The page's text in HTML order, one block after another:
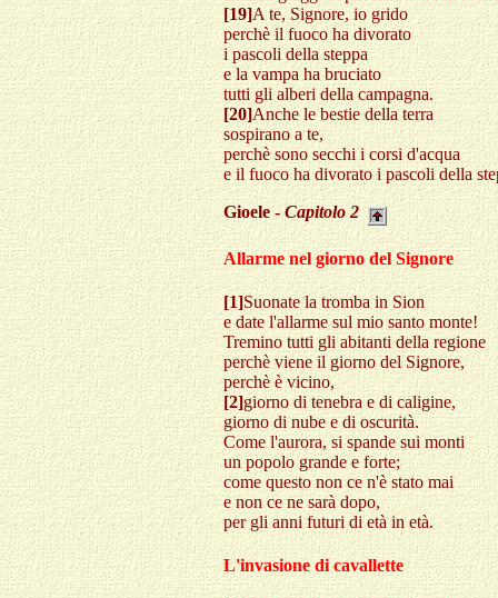
[19]A te, Signore, io grido
perchè il fuoco ha divorato
i pascoli della steppa
e la vampa ha bruciato
tutti gli alberi della campagna.
[20]Anche le bestie della terra
sospirano a te,
perchè sono secchi i corsi d'acqua
e il fuoco ha divorato i pascoli della
Gioele - Capitolo2
Allarme nel giorno del Signore
[1]Suonate la tromba in Sion
e date l'allarme sul mio santo monte!
Tremino tutti gli abitanti della regione
perchè viene il giorno del Signore,
perchè è vicino,
[2]giorno di tenebra e di caligine,
giorno di nube e di oscurità.
Come l'aurora, si spande sui monti
un popolo grande e forte;
come questo non ce n'è stato mai
e non ce ne sarà dopo,
per gli anni futuri di età in età.
L'invasione di cavallette